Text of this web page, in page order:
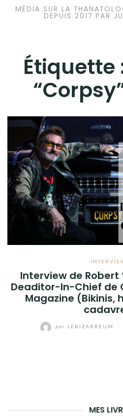
MÉDIA SUR LA
DEPUIS 2017 PAR
Étiquette
Interview de Robert
Deaditor-In-Chief de
Magazine (Bikinis,
par LEBIZARREUM
MES